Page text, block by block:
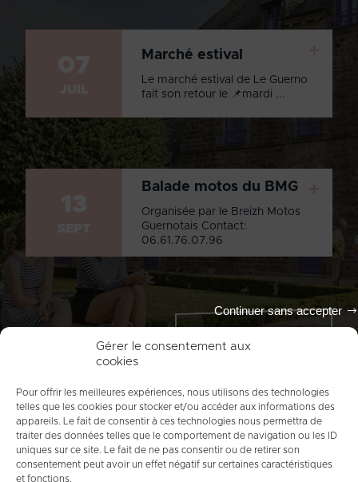
Gérer le consentement aux
cookies
Pour offrir les meilleures expériences, nous utilisons des technologies
telles que les cookies pour stocker et/ou accéder aux informations des
appareils. Le fait de consentir à ces technologies nous permettra de
traiter des données telles que le comportement de navigation ou les ID
uniques sur ce site. Le fait de ne pas consentir ou de retirer son
consentement peut avoir un effet négatif sur certaines caractéristiques
et fonctions.
Continuer sans accepter
Marché estival
Le marché estival de Le Guerno
fait son retour le 📌mardi ...
Balade motos du BMG
Organisée par le Breizh Motos
Guernotais Contact:
06.61.76.07.96